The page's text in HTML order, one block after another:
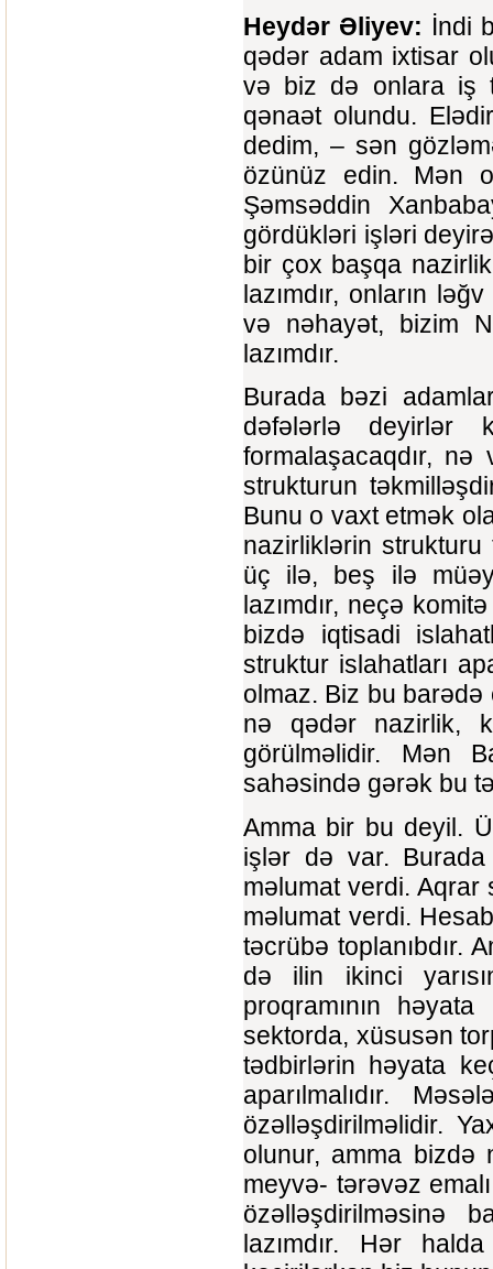
Heydər Əliyev: İndi
qədər adam ixtisar
və biz də onlara iş
qənaət olundu.
dedim, – sən
özünüz edin. Mən
Şəmsəddin
gördükləri işləri
bir çox başqa
lazımdır, onların
və nəhayət, bizim
lazımdır.
Burada bəzi
dəfələrlə deyirlər
formalaşacaqdır,
strukturun
Bunu o vaxt etmək
nazirliklərin
üç ilə, beş ilə
lazımdır, neçə
bizdə iqtisadi
struktur islahatları
olmaz. Biz bu barədə
nə qədər nazirlik,
görülməlidir. Mən
sahəsində gərək bu
Amma bir bu deyil.
işlər də var. Burada
məlumat verdi. Aqrar
məlumat verdi.
təcrübə toplanıbdır.
də ilin ikinci
proqramının
sektorda, xüsusən
tədbirlərin həyata
aparılmalıdır.
özəlləşdirilməlidir.
olunur, amma bizdə
meyvə- tərəvəz
özəlləşdirilməsinə
lazımdır. Hər